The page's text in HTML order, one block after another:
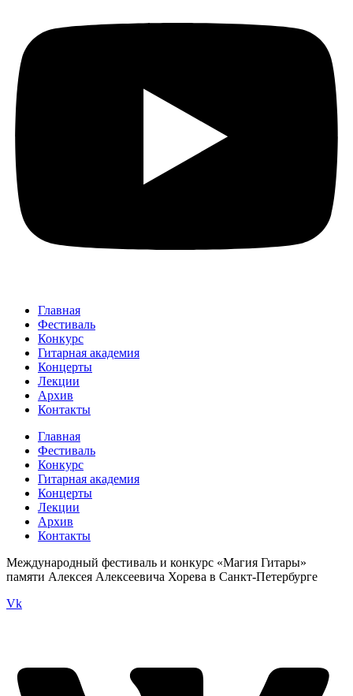
Главная
Фестиваль
Конкурс
Гитарная академия
Концерты
Лекции
Архив
Контакты
Главная
Фестиваль
Конкурс
Гитарная академия
Концерты
Лекции
Архив
Контакты
Международный фестиваль и конкурс «Магия Гитары»
памяти Алексея Алексеевича Хорева в Санкт-Петербурге
Vk